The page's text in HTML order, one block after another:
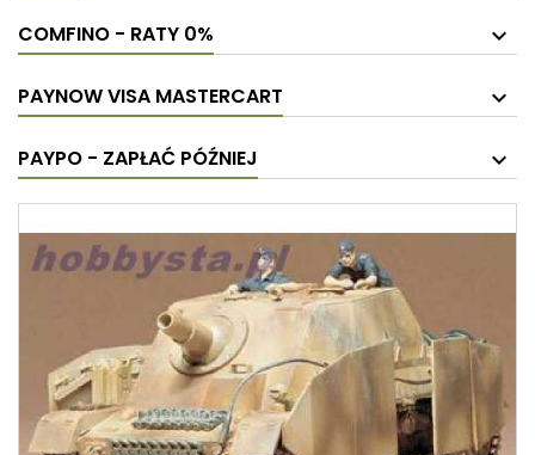
COMFINO - RATY 0%
PAYNOW VISA MASTERCART
PAYPO - ZAPŁAĆ PÓŹNIEJ